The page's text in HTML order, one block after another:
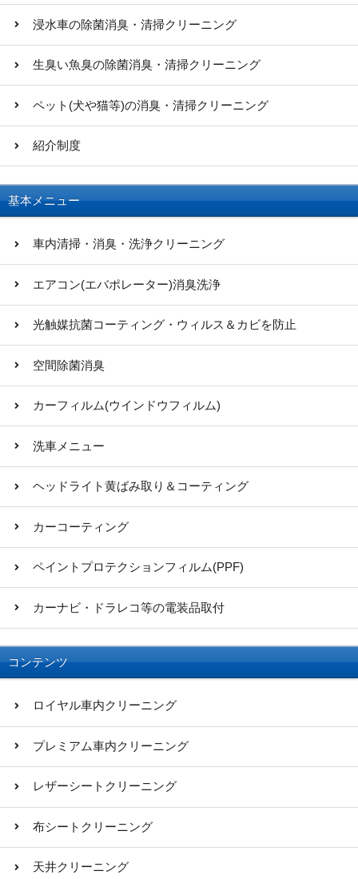
浸水車の除菌消臭・清掃クリーニング
生臭い魚臭の除菌消臭・清掃クリーニング
ペット(犬や猫等)の消臭・清掃クリーニング
紹介制度
基本メニュー
車内清掃・消臭・洗浄クリーニング
エアコン(エバポレーター)消臭洗浄
光触媒抗菌コーティング・ウィルス＆カビを防止
空間除菌消臭
カーフィルム(ウインドウフィルム)
洗車メニュー
ヘッドライト黄ばみ取り＆コーティング
カーコーティング
ペイントプロテクションフィルム(PPF)
カーナビ・ドラレコ等の電装品取付
コンテンツ
ロイヤル車内クリーニング
プレミアム車内クリーニング
レザーシートクリーニング
布シートクリーニング
天井クリーニング